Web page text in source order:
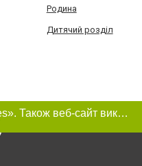
Родина
Дитячий розділ
Цей сайт використовує «cookies». Також веб-сайт використовує інтернет-сервіс для збору технічних даних стосовно відвідувачів з метою отримання маркетингової та статистичної інформації. Умови обробки даних відвідувачів сайту див.